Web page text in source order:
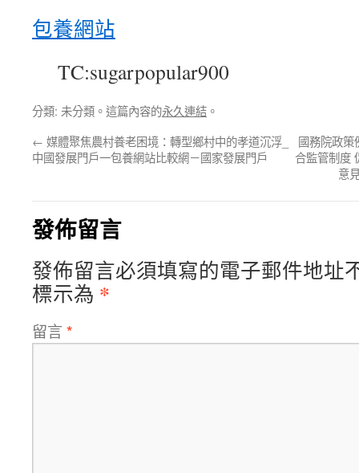
包養網站
TC:sugarpopular900
分類: 未分類。這篇內容的永久連結 。
← 媒體聚焦農村養老困境：轉型鄉村中的孝道沉浮_
中國發展門戶一包養網站比較網－國家發展門戶
國務院政策
合監管制度
意
發佈留言
發佈留言必須填寫的電子郵件地址
標示為 *
留言 *